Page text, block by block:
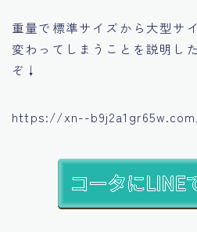
重量で標準サイズから大型サ
変わってしまうことを説明し
ぞ↓
https://xn--